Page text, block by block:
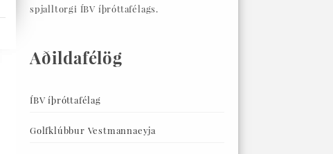
spjalltorgi ÍBV íþróttafélags.
Aðildafélög
ÍBV íþróttafélag
Golfklúbbur Vestmannaeyja